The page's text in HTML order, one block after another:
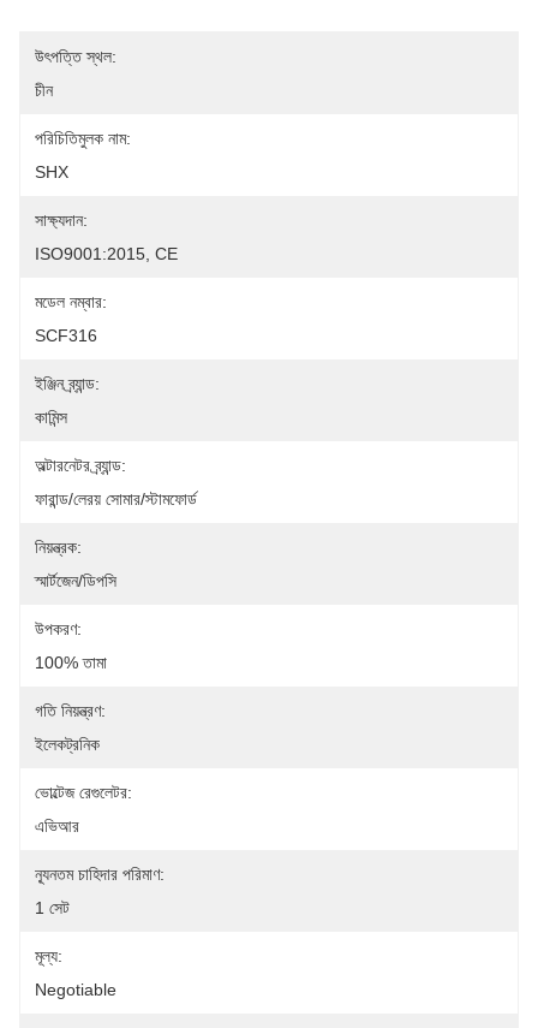
উৎপত্তি স্থল:
চীন
পরিচিতিমুলক নাম:
SHX
সাক্ষ্যদান:
ISO9001:2015, CE
মডেল নম্বার:
SCF316
ইঞ্জিন ব্র্যান্ড:
কামিন্স
অল্টারনেটর ব্র্যান্ড:
ফারান্ড/লেরয় সোমার/স্টামফোর্ড
নিয়ন্ত্রক:
স্মার্টজেন/ডিপসি
উপকরণ:
100% তামা
গতি নিয়ন্ত্রণ:
ইলেকট্রনিক
ভোল্টেজ রেগুলেটর:
এভিআর
ন্যূনতম চাহিদার পরিমাণ:
1 সেট
মূল্য:
Negotiable